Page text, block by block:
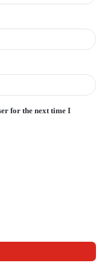
for the next time I